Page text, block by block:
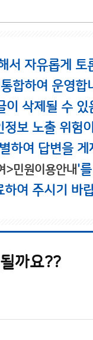
서 자유롭게 토
합하여 운영합
삭제될 수 있
보 노출 위험
하여 답변을 게
>민원이용안내'
여 주시기 바
까요??